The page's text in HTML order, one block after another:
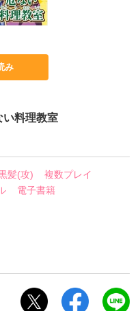
み
い料理教室
髪(攻)
複数プレイ
電子書籍